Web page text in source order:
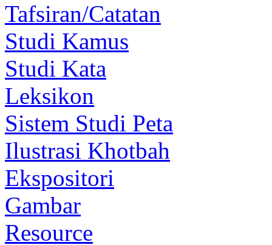
Tafsiran/Catatan
Studi Kamus
Studi Kata
Leksikon
Sistem Studi Peta
Ilustrasi Khotbah
Ekspositori
Gambar
Resource